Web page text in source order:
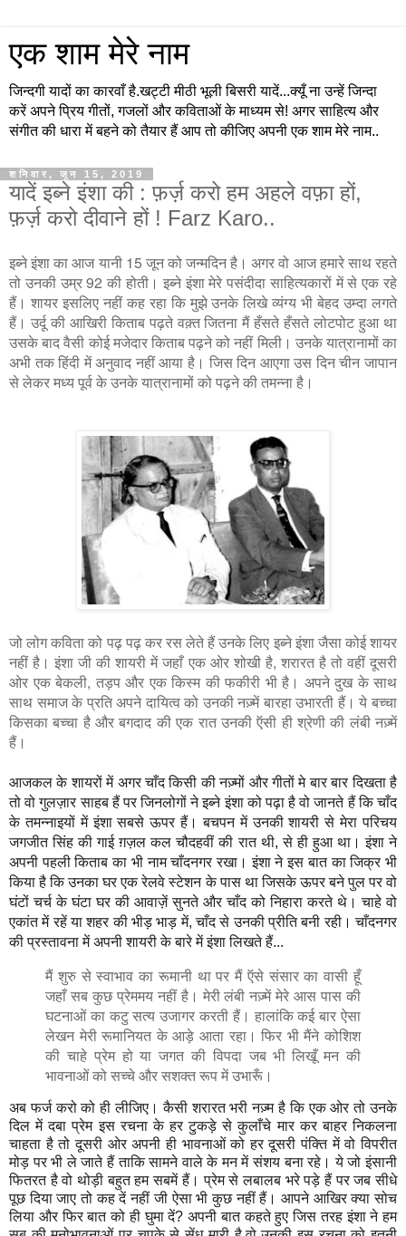
एक शाम मेरे नाम
जिन्दगी यादों का कारवाँ है.खट्टी मीठी भूली बिसरी यादें...क्यूँ ना उन्हें जिन्दा
करें अपने प्रिय गीतों, गजलों और कविताओं के माध्यम से! अगर साहित्य और
संगीत की धारा में बहने को तैयार हैं आप तो कीजिए अपनी एक शाम मेरे नाम..
शनिवार, जून 15, 2019
यादें इब्ने इंशा की : फ़र्ज़ करो हम अहले वफ़ा हों,
फ़र्ज़ करो दीवाने हों ! Farz Karo..
इब्ने इंशा का आज यानी 15 जून को जन्मदिन है। अगर वो आज हमारे साथ रहते
तो उनकी उम्र 92 की होती। इब्ने इंशा मेरे पसंदीदा साहित्यकारों में से एक रहे
हैं। शायर इसलिए नहीं कह रहा कि मुझे उनके लिखे व्यंग्य भी बेहद उम्दा लगते
हैं। उर्दू की आखिरी किताब पढ़ते वक़्त जितना मैं हँसते हँसते लोटपोट हुआ था
उसके बाद वैसी कोई मजेदार किताब पढ़ने को नहीं मिली। उनके यात्रानामों का
अभी तक हिंदी में अनुवाद नहीं आया है। जिस दिन आएगा उस दिन चीन जापान
से लेकर मध्य पूर्व के उनके यात्रानामों को पढ़ने की तमन्ना है।
जो लोग कविता को पढ़ पढ़ कर रस लेते हैं उनके लिए इब्ने इंशा जैसा कोई शायर
नहीं है। इंशा जी की शायरी में जहाँ एक ओर शोखी है, शरारत है तो वहीं दूसरी
ओर एक बेकली, तड़प और एक किस्म की फकीरी भी है। अपने दुख के साथ
साथ समाज के प्रति अपने दायित्व को उनकी नज़्में बारहा उभारती हैं। ये बच्चा
किसका बच्चा है और बगदाद की एक रात उनकी ऍसी ही श्रेणी की लंबी नज़्में
हैं।
आजकल के शायरों में अगर चाँद किसी की नज़्मों और गीतों मे बार बार दिखता है
तो वो गुलज़ार साहब हैं पर जिनलोगों ने इब्ने इंशा को पढ़ा है वो जानते हैं कि चाँद
के तमन्नाइयों में इंशा सबसे ऊपर हैं। बचपन में उनकी शायरी से मेरा परिचय
जगजीत सिंह की गाई ग़ज़ल कल चौदहवीं की रात थी, से ही हुआ था। इंशा ने
अपनी पहली किताब का भी नाम चाँदनगर रखा। इंशा ने इस बात का जिक्र भी
किया है कि उनका घर एक रेलवे स्टेशन के पास था जिसके ऊपर बने पुल पर वो
घंटों चर्च के घंटा घर की आवाज़ें सुनते और चाँद को निहारा करते थे। चाहे वो
एकांत में रहें या शहर की भीड़ भाड़ में, चाँद से उनकी प्रीति बनी रही। चाँदनगर
की प्रस्तावना में अपनी शायरी के बारे में इंशा लिखते हैं...
मैं शुरु से स्वाभाव का रूमानी था पर मैं ऍसे संसार का वासी हूँ
जहाँ सब कुछ प्रेममय नहीं है। मेरी लंबी नज़्में मेरे आस पास की
घटनाओं का कटु सत्य उजागर करती हैं। हालांकि कई बार ऐसा
लेखन मेरी रूमानियत के आड़े आता रहा। फिर भी मैंने कोशिश
की चाहे प्रेम हो या जगत की विपदा जब भी लिखूँ मन की
भावनाओं को सच्चे और सशक्त रूप में उभारूँ।
अब फर्ज करो को ही लीजिए। कैसी शरारत भरी नज़्म है कि एक ओर तो उनके
दिल में दबा प्रेम इस रचना के हर टुकड़े से कुलाँचे मार कर बाहर निकलना
चाहता है तो दूसरी ओर अपनी ही भावनाओं को हर दूसरी पंक्ति में वो विपरीत
मोड़ पर भी ले जाते हैं ताकि सामने वाले के मन में संशय बना रहे। ये जो इंसानी
फितरत है वो थोड़ी बहुत हम सबमें हैं। प्रेम से लबालब भरे पड़े हैं पर जब सीधे
पूछ दिया जाए तो कह दें नहीं जी ऐसा भी कुछ नहीं हैं। आपने आखिर क्या सोच
लिया और फिर बात को ही घुमा दें? अपनी बात कहते हुए जिस तरह इंशा ने हम